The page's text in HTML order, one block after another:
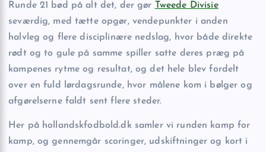
Runde 21 bød på alt det, der gør
Tweede Divisie
seværdig, med tætte opgør, vendepunkter i anden
halvleg og flere disciplinære nedslag, hvor både direkte
rødt og to gule på samme spiller satte deres præg på
kampenes rytme og resultat, og det hele blev fordelt
over en fuld lørdagsrunde, hvor målene kom i bølger og
afgørelserne faldt sent flere steder.
Her på hollandskfodbold.dk samler vi runden kamp for
kamp, og gennemgår scoringer, udskiftninger og kort i